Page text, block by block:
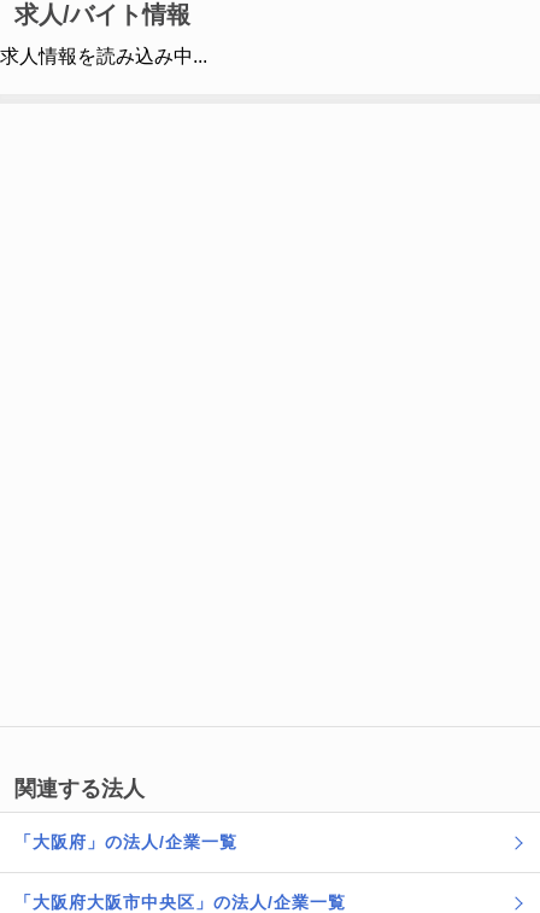
求人/バイト情報
求人情報を読み込み中...
関連する法人
「大阪府」の法人/企業一覧
「大阪府大阪市中央区」の法人/企業一覧